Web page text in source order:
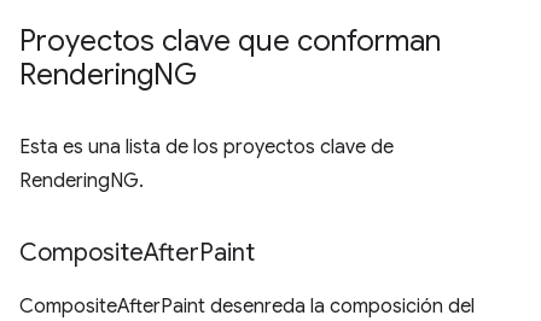
Proyectos clave que conforman
RenderingNG
Esta es una lista de los proyectos clave de
RenderingNG.
CompositeAfterPaint
CompositeAfterPaint desenreda la composición del